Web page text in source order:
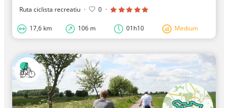
Ruta ciclista recreatiu · 0 ·
17,6 km 106 m 01h10 Medium